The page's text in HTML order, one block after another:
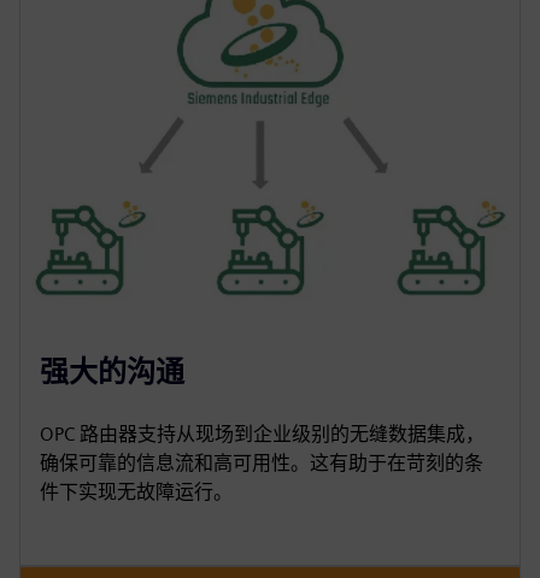
强大的沟通
OPC 路由器支持从现场到企业级别的无缝数据集成，
确保可靠的信息流和高可用性。这有助于在苛刻的条
件下实现无故障运行。